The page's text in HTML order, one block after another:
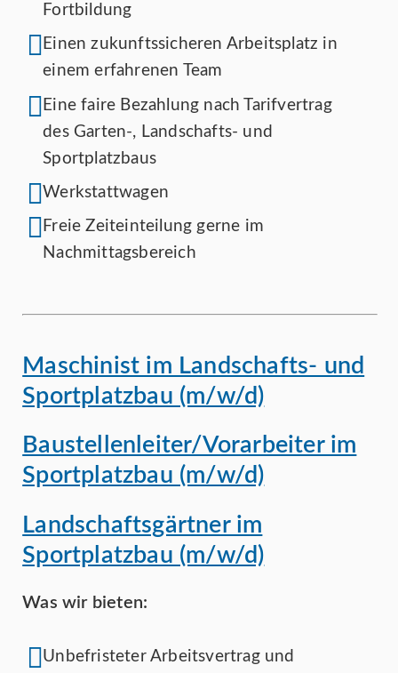
Fortbildung
Einen zukunftssicheren Arbeitsplatz in
einem erfahrenen Team
Eine faire Bezahlung nach Tarifvertrag
des Garten-, Landschafts- und
Sportplatzbaus
Werkstattwagen
Freie Zeiteinteilung gerne im
Nachmittagsbereich
Maschinist im Landschafts- und
Sportplatzbau (m/w/d)
Baustellenleiter/Vorarbeiter im
Sportplatzbau (m/w/d)
Landschaftsgärtner im
Sportplatzbau (m/w/d)
Was wir bieten:
Unbefristeter Arbeitsvertrag und